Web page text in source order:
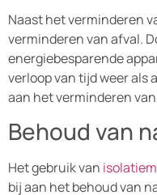
Naast het verminderen
verminderen van afval.
energiebesparende
verloop van tijd weer als
aan het verminderen
Behoud van
Het gebruik van
bij aan het behoud van